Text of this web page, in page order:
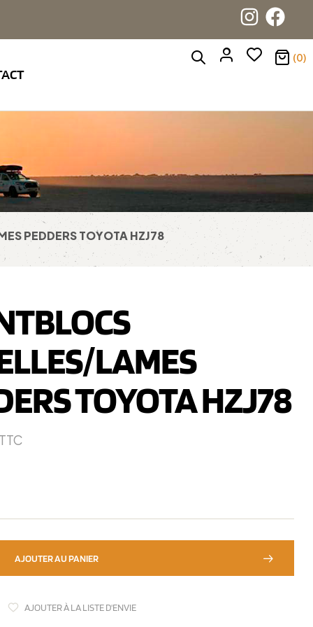
(0)
PEDDERS TOYOTA HZJ78
LAMES
TOYOTA HZJ78
TTC
AJOUTER AU PANIER
AJOUTER À LA LISTE D'ENVIE